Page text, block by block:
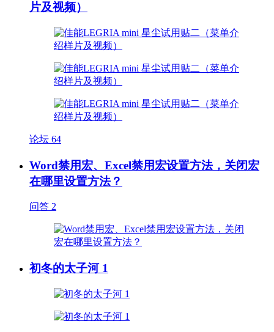
片及视频）
论坛 64
Word禁用宏、Excel禁用宏设置方法，关闭宏
在哪里设置方法？
问答 2
初冬的太子河 1